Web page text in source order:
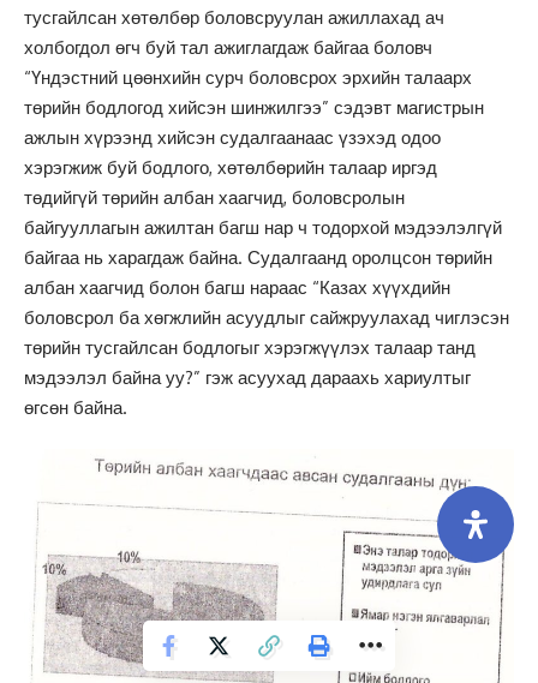
тусгайлсан хөтөлбөр боловсруулан ажиллахад ач
холбогдол өгч буй тал ажиглагдаж байгаа боловч
“Үндэстний цөөнхийн сурч боловсрох эрхийн талаарх
төрийн бодлогод хийсэн шинжилгээ” сэдэвт магистрын
ажлын хүрээнд хийсэн судалгаанаас үзэхэд одоо
хэрэгжиж буй бодлого, хөтөлбөрийн талаар иргэд
төдийгүй төрийн албан хаагчид, боловсролын
байгууллагын ажилтан багш нар ч тодорхой мэдээлэлгүй
байгаа нь харагдаж байна. Судалгаанд оролцсон төрийн
албан хаагчид болон багш нараас “Казах хүүхдийн
боловсрол ба хөгжлийн асуудлыг сайжруулахад чиглэсэн
төрийн тусгайлсан бодлогыг хэрэгжүүлэх талаар танд
мэдээлэл байна уу?” гэж асуухад дараахь хариултыг
өгсөн байна.